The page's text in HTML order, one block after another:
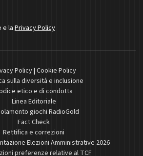
e la Privacy Policy
Policy| Cookie Policy
sulla diversità e inclusione
etico e di condotta
Linea Editoriale
giochi RadioGold
Fact Check
Rettifica e correzioni
Elezioni Amministrative 2026
preferenze relative al TCF